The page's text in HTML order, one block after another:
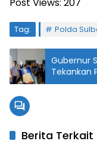
Post Views: 207
Tag: Polda
Gubernur
Tekankan
Berita Terkait